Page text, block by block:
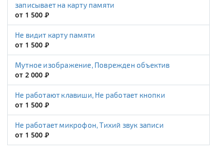
записывает на карту памяти
от 1 500Р
Не видит карту памяти
от 1 500Р
Мутное изображение, Поврежден объектив
от 2 000Р
Не работают клавиши, Не работает кнопки
от 1 500Р
Не работает микрофон, Тихий звук записи
от 1 500Р